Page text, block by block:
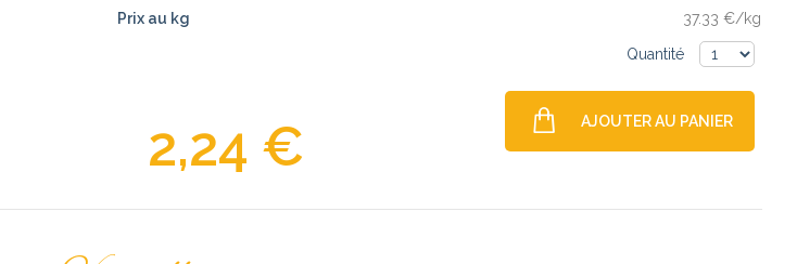
Prix au kg 37.33 €/kg
2,24 €
Quantité
AJOUTER AU PANIER